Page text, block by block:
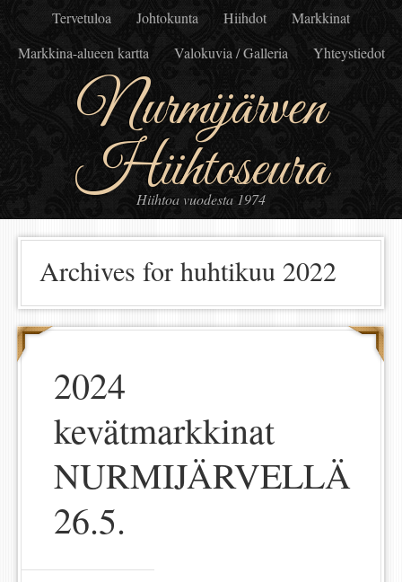
Tervetuloa Johtokunta Hiihdot
Markkinat
Markkina-alueen kartta
Valokuvia / Galleria Yhteystiedot
Nurmijärven
Hiihtoseura
Hiihtoa vuodesta 1974
Archives for huhtikuu 2022
2024
kevätmarkkinat
NURMIJÄRVELLÄ
26.5.